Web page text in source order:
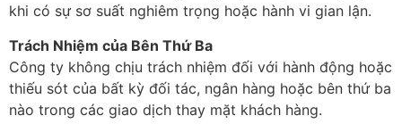
khi có sự sơ suất nghiêm trọng hoặc hành vi gian lận.
Trách Nhiệm của Bên Thứ Ba
Công ty không chịu trách nhiệm đối với hành động hoặc
thiếu sót của bất kỳ đối tác, ngân hàng hoặc bên thứ ba
nào trong các giao dịch thay mặt khách hàng.